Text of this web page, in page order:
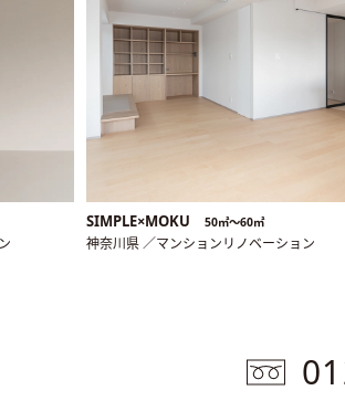
SIMPLE×MOKU 50㎡〜60㎡
神奈川県 ／マンションリノベーション